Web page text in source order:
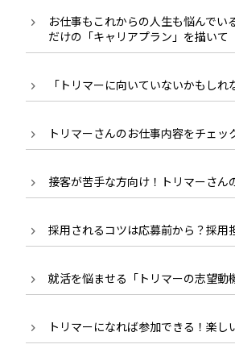
お仕事もこれからの人生も悩んでい
だけの「キャリアプラン」を描いて
「トリマーに向いていないかもしれ
トリマーさんのお仕事内容をチェッ
接客が苦手な方向け！トリマーさん
採用されるコツは応募前から？採用
就活を悩ませる「トリマーの志望動
トリマーになれば参加できる！楽し